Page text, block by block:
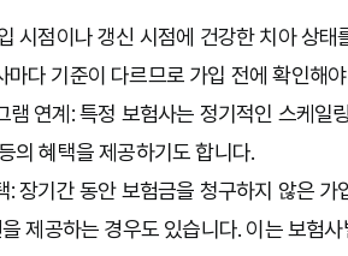
시점이나 갱신 시점에 건강한 치아 상태
마다 기준이 다르므로 가입 전에 확인해
램 연계:특정 보험사는 정기적인 스케일
의 혜택을 제공하기도 합니다.
:장기간 동안 보험금을 청구하지 않은 가
제공하는 경우도 있습니다. 이는 보험